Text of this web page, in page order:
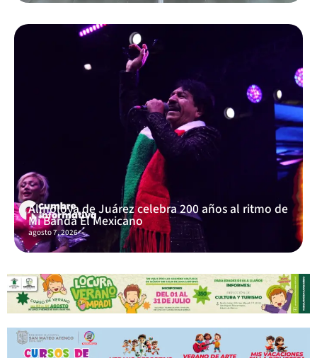
Almoloya de Juárez celebra 200 años al ritmo de
Mi Banda El Mexicano
agosto 7, 2026